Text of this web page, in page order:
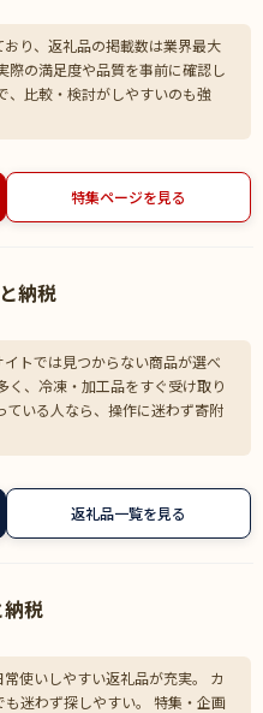
り、返礼品の掲載数は業界最大
際の満足度や品質を事前に確認し
、比較・検討がしやすいのも強
特集ページを見る
納税
トでは見つからない商品が選べ
く、冷凍・加工品をすぐ受け取り
いる人なら、操作に迷わず寄附
返礼品一覧を見る
税
使いしやすい返礼品が充実。 カ
迷わず探しやすい。 特集・企画